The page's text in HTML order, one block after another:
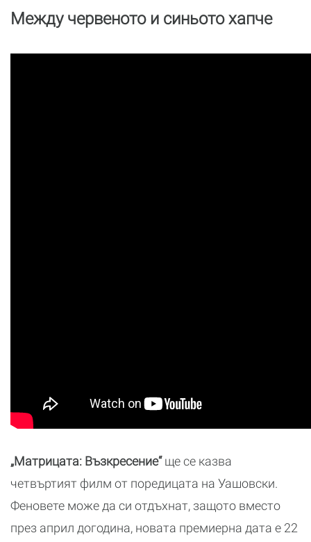
Между червеното и синьото хапче
„Матрицата: Възкресение“ще се казва
четвъртият филм от поредицата на Уашовски.
Феновете може да си отдъхнат, защото вместо
през април догодина, новата премиерна дата е 22